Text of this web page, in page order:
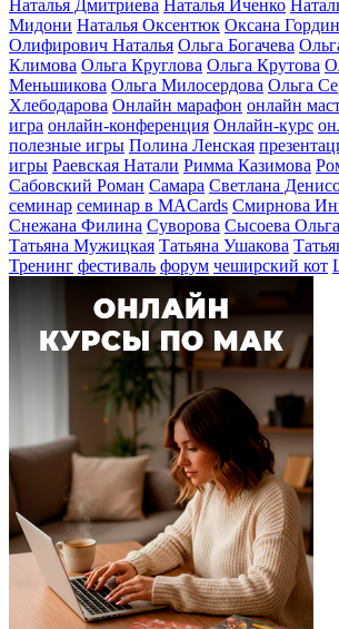
Наталья Дмитриева Наталья Иченко
Мидони Наталья Оксентюк Оксана
Олифирович Наталья Ольга Богачева
Климова Ольга Круглова Ольга Крутова
Меньшикова Ольга Милосердова Ольга
Хлебодарова Онлайн марафон онлайн
игра онлайн-конференция Онлайн-курс
полезные игры Полина Ленская
игры Раевская Натали Римма Казимова
Сабовский Роман Самара Светлана
семинар семинар в MACards Смирнова
Снежана Филина Суворова Сысоева Ольга
Татьяна Мужицкая Татьяна Ушакова
Тренинг фестиваль форум чеширский кот